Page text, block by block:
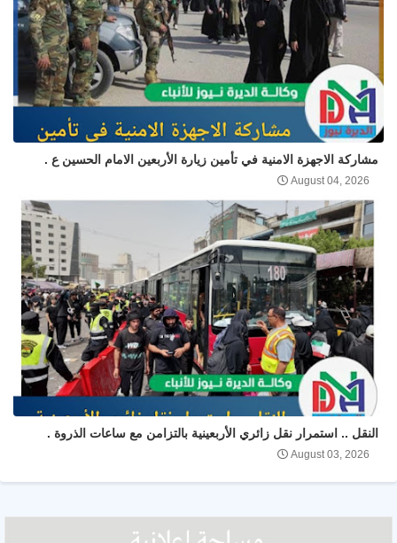
مشاركة الاجهزة الامنية في تأمين زيارة الأربعين الامام الحسين ع .
August 04, 2026
النقل .. استمرار نقل زائري الأربعينية بالتزامن مع ساعات الذروة .
August 03, 2026